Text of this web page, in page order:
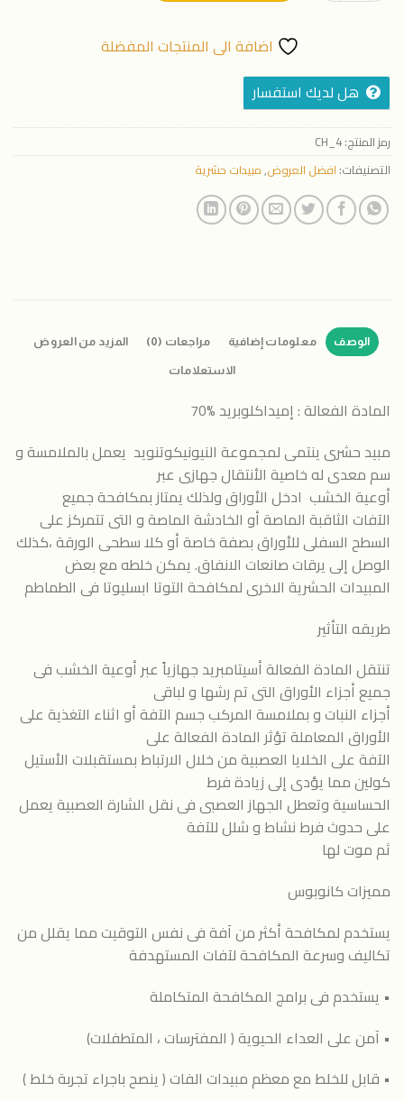
اضافة الى المنتجات المفضلة
هل لديك استفسار
رمز المنتج:CH_4
التصنيفات: افضل العروض,مبيدات حشرية
الوصف معلومات إضافية مراجعات (0) المزيد من العروض
الاستعلامات
المادة الفعالة : إميداكلوبريد %70
مبيد حشرى ينتمى لمجموعة النيونيكوتنويد يعمل بالملامسة و
سم معدى له خاصية الأنتقال جهازى عبر
أوعية الخشب ادخل الأوراق ولذلك يمتاز بمكافحة جميع
الآفات الثاقبة الماصة أو الخادشة الماصة و التى تتمركز على
السطح السفلى للأوراق بصفة خاصة أو كلا سطحى الورقة ،كذلك
الوصل إلى يرقات صانعات الانفاق. يمكن خلطه مع بعض
المبيدات الحشرية الاخرى لمكافحة التوتا ابسليوتا فى الطماطم
طريقه التأثير
تنتقل المادة الفعالة أسيتامبريد جهازياً عبر أوعية الخشب فى
جميع أجزاء الأوراق التى تم رشها و لباقى
أجزاء النبات و بملامسة المركب جسم الآفة أو اثناء التغذية على
الأوراق المعاملة تؤثر المادة الفعالة على
الآفة على الخلايا العصبية من خلال الارتباط بمستقبلات الأستيل
كولين مما يؤدى إلى زيادة فرط
الحساسية وتعطل الجهاز العصبى فى نقل الشارة العصبية يعمل
على حدوث فرط نشاط و شلل للآفة
ثم موت لها
مميزات كانوبوس
يستخدم لمكافحة أكثر من آفة فى نفس التوقيت مما يقلل من
تكاليف وسرعة المكافحة لآفات المستهدفة
• يستخدم فى برامج المكافحة المتكاملة
• آمن على العداء الحيوية ( المفترسات ، المتطفلات)
• قابل للخلط مع معظم مبيدات الفات ( ينصح باجراء تجربة خلط )